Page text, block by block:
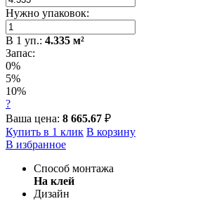
Нужно упаковок:
В 1 уп.: 4.335 м²
Запас:
0%
5%
10%
?
Ваша цена: 8 665.67 ₽
Купить в 1 клик В корзину
В избранное
Способ монтажа
На клей
Дизайн